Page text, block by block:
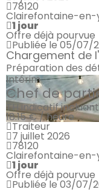
78120
Clairefontaine-en-
1 jour
Offre déjà pourvue
Publiée le 05/07/
Chargement de
Préparation des
Intérim
Chef de
TH indicatif
18.15 € / heure
Traiteur
7 juillet 2026
78120
Clairefontaine-en-
1 jour
Offre déjà pourvue
Publiée le 03/07/